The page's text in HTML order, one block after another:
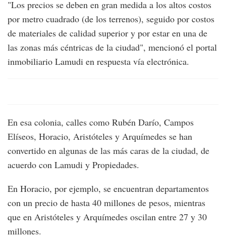
"Los precios se deben en gran medida a los altos costos
por metro cuadrado (de los terrenos), seguido por costos
de materiales de calidad superior y por estar en una de
las zonas más céntricas de la ciudad", mencionó el portal
inmobiliario Lamudi en respuesta vía electrónica.
En esa colonia, calles como Rubén Darío, Campos
Elíseos, Horacio, Aristóteles y Arquímedes se han
convertido en algunas de las más caras de la ciudad, de
acuerdo con Lamudi y Propiedades.
En Horacio, por ejemplo, se encuentran departamentos
con un precio de hasta 40 millones de pesos, mientras
que en Aristóteles y Arquímedes oscilan entre 27 y 30
millones.